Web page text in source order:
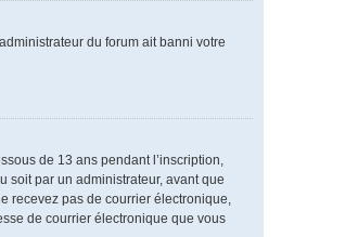
du forum ait banni votre
de 13 ans pendant l’inscription,
soit par un administrateur, avant que
recevez pas de courrier électronique,
de courrier électronique que vous